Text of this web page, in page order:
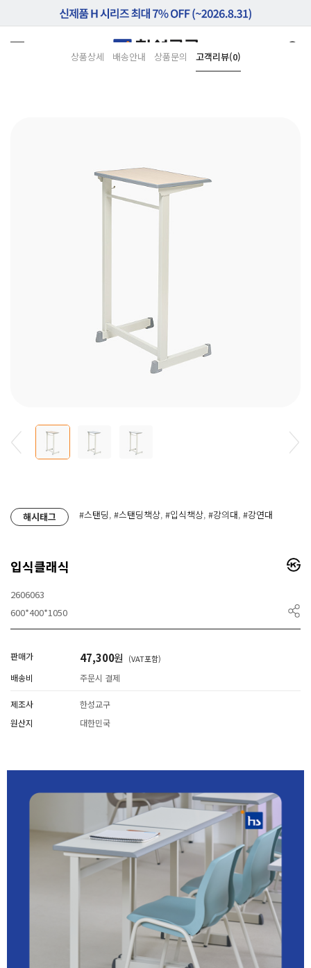
해시태그 #스탠딩, #스탠딩책상, #입식책상, #강의대, #강연대
입식클래식
2606063
600*400*1050
판매가 47,300원 (VAT포함)
배송비 주문시 결제
제조사
한성교구
원산지
대한민국
상품상세 배송안내 상품문의 고객리뷰(0)